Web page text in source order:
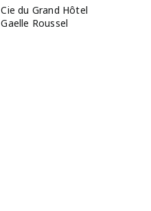
du Grand Hôtel
Roussel